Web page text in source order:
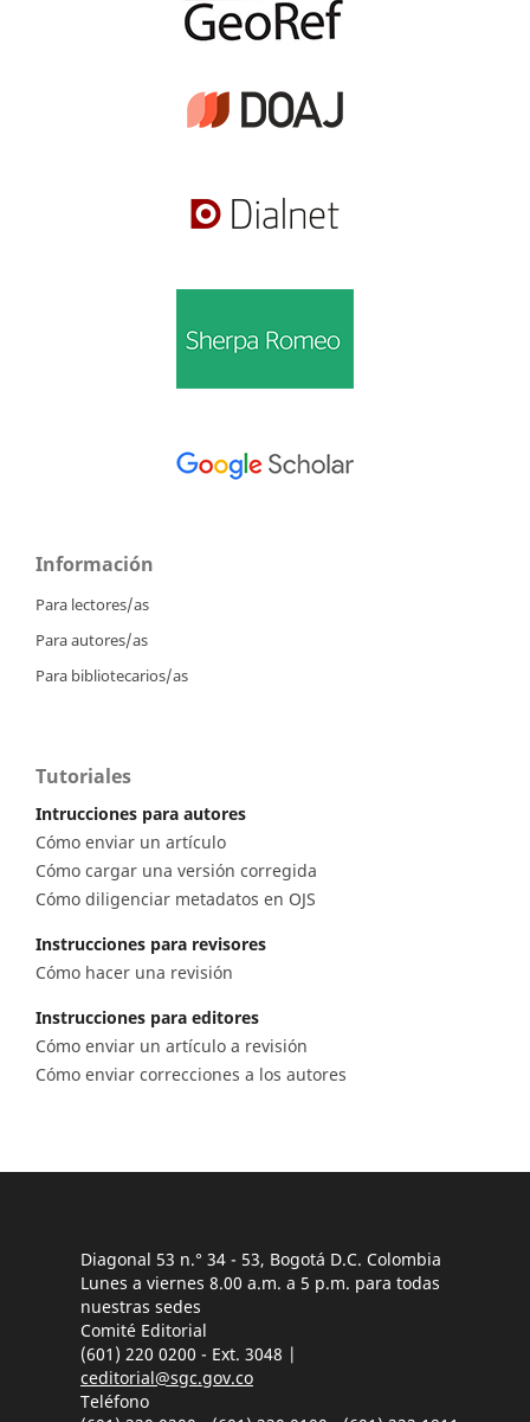
Información
Para lectores/as
Para autores/as
Para bibliotecarios/as
Tutoriales
Intrucciones para autores
Cómo enviar un artículo
Cómo cargar una versión corregida
Cómo diligenciar metadatos en OJS
Instrucciones para revisores
Cómo hacer una revisión
Instrucciones para editores
Cómo enviar un artículo a revisión
Cómo enviar correcciones a los autores
Diagonal 53 n.° 34 - 53, Bogotá D.C. Colombia
Lunes a viernes 8.00 a.m. a 5 p.m. para todas
nuestras sedes
Comité Editorial
(601) 220 0200 - Ext. 3048 |
ceditorial@sgc.gov.co
Teléfono